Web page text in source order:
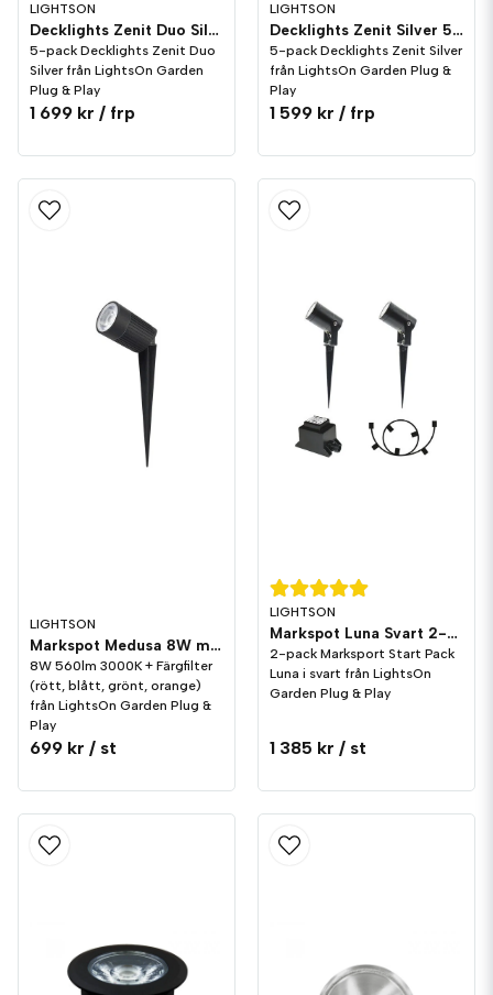
LIGHTSON
Decklights Zenit Duo Silver 5-pack IP67 LightsOn Garden Plug & Play
5-pack Decklights Zenit Duo
Silver från LightsOn Garden
Plug & Play
1 699 kr / frp
LIGHTSON
Decklights Zenit Silver 5-pack IP67 LightsOn Garden Plug & Play
5-pack Decklights Zenit Silver
från LightsOn Garden Plug &
Play
1 599 kr / frp
LIGHTSON
Markspot Medusa 8W med färgfilter LightsOn Garden Plug & Play
8W 560lm 3000K + Färgfilter
(rött, blått, grönt, orange)
från LightsOn Garden Plug &
Play
699 kr / st
LIGHTSON
Markspot Luna Svart 2-pack Start Pack 5W LightsOn Garden Plug & Play
2-pack Marksport Start Pack
Luna i svart från LightsOn
Garden Plug & Play
1 385 kr / st